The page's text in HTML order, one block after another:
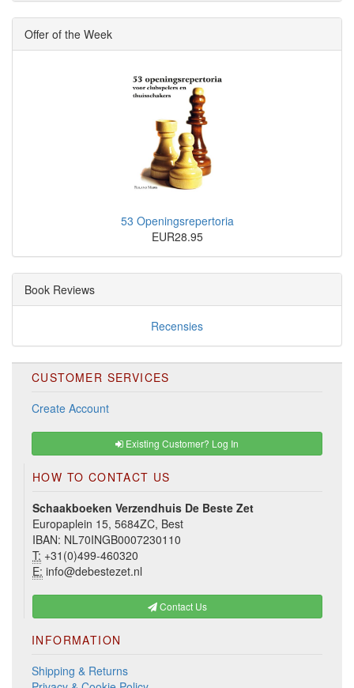
Offer of the Week
53 Openingsrepertoria
EUR28.95
Book Reviews
Recensies
CUSTOMER SERVICES
Create Account
Existing Customer? Log In
HOW TO CONTACT US
Schaakboeken Verzendhuis De Beste Zet
Europaplein 15, 5684ZC, Best
IBAN: NL70INGB0007230110
T: +31(0)499-460320
E: info@debestezet.nl
Contact Us
INFORMATION
Shipping & Returns